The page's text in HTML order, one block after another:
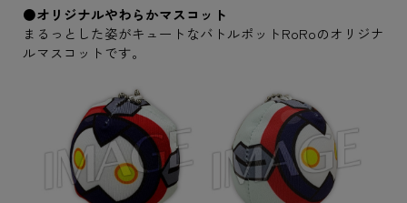
●オリジナルやわらかマスコット
まるっとした姿がキュートなバトルポットRoRoのオリジナ
ルマスコットです。